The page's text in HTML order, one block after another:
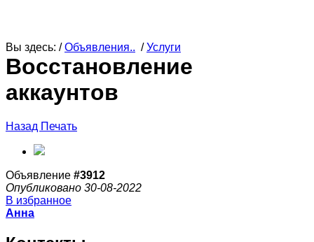
Вы здесь: /Объявления.. /Услуги
Восстановление
аккаунтов
Назад Печать
Объявление #3912
Опубликовано 30-08-2022
В избранное
Анна